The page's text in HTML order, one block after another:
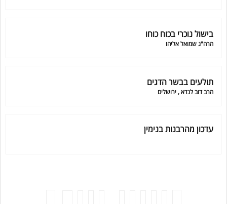
בישול נוכרי בכוח כוחו
הרה"ג שמואל אליהו
תולעים בבשר הדגים
הרב דוב לנדא , ירושלים
עדכון מהרבנות בנימין